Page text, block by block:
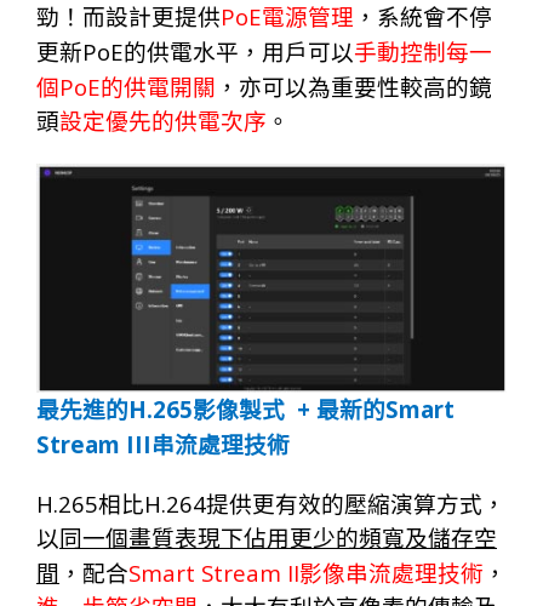
勁！而設計更提供PoE電源管理 ，系統會不停
更新PoE的供電水平，用戶可以手動控制每一
個 PoE的供電開關 ，亦可以為重要性較高的鏡
頭設定優先的供電次序 。
最先進的H.265影像製式 + 最新的Smart
Stream III串流處理技術
H.265相比H.264提供更有效的壓縮演算方式，
以 同一個畫質表現下佔用更少的頻寬及儲存空
間 ，配合Smart Stream II影像串流處理技術 ，